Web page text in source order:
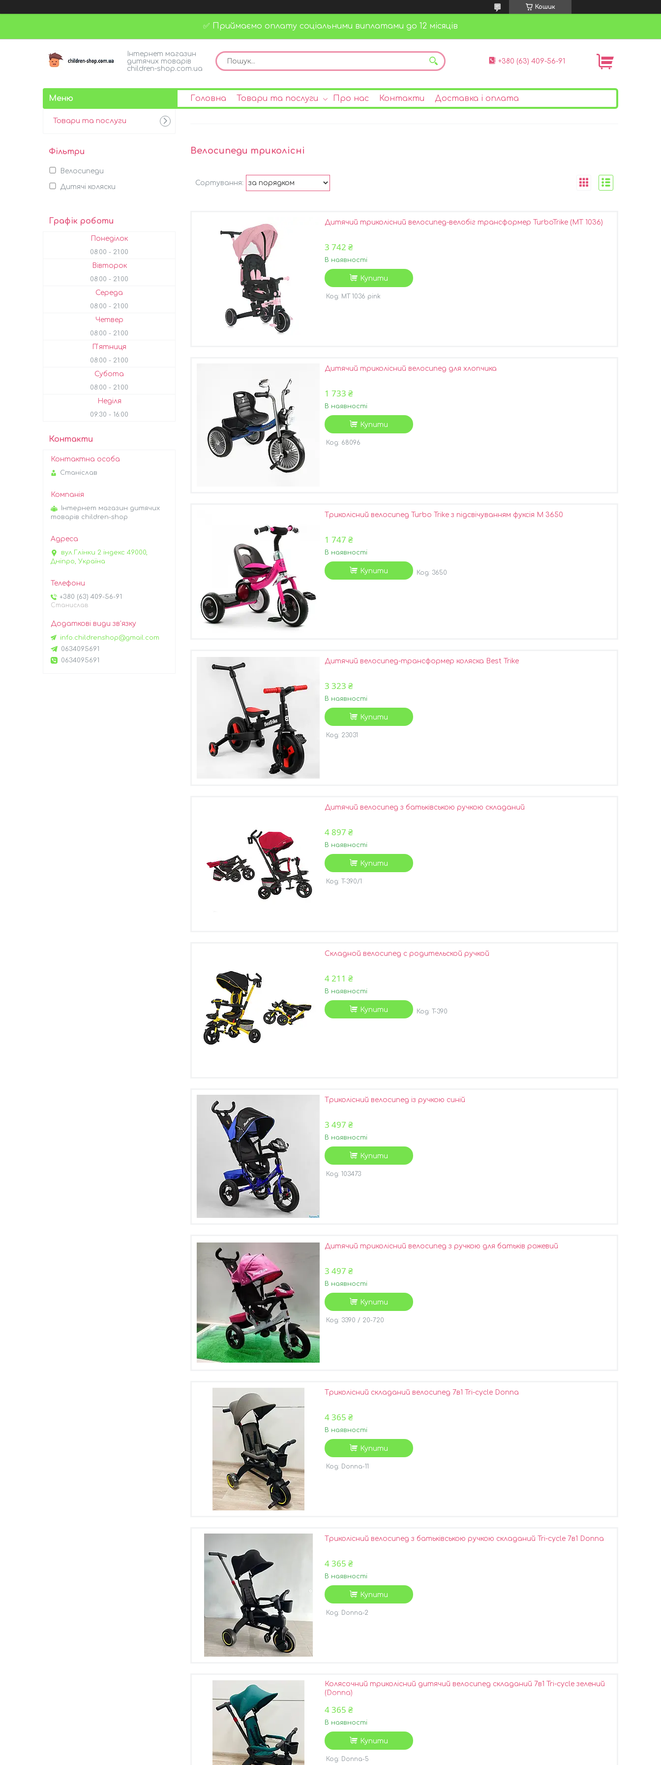
Кошик
✅ Приймаємо оплату соціальними виплатами до 12 місяців
Інтернет магазин
дитячих товарів
children-shop.com.ua
+380 (63) 409-56-91
Головна Товари та послуги Про нас Контакти Доставка і оплата
Велосипеди триколісні
Дитячий триколісний велосипед-велобіг трансформер TurboTrike (MT 1036)
3 742 ₴
В наявності
Купити
MT 1036 pink
Дитячий триколісний велосипед для хлопчика
1 733 ₴
В наявності
Купити
68096
Триколісний велосипед Turbo Trike з підсвічуванням фуксія M 3650
1 747 ₴
В наявності
Купити 3650
Дитячий велосипед-трансформер коляска Best Trike
3 323 ₴
В наявності
Купити
23031
Дитячий велосипед з батьківською ручкою складаний
4 897 ₴
В наявності
Купити
T-390/1
Складной велосипед с родительской ручкой
4 211 ₴
В наявності
Купити T-390
Триколісний велосипед із ручкою синій
3 497 ₴
В наявності
Купити
103473
Дитячий триколісний велосипед з ручкою для батьків рожевий
3 497 ₴
В наявності
Купити
3390 / 20-720
Триколісний складаний велосипед 7в1 Tri-cycle Donna
4 365 ₴
В наявності
Купити
Donna-11
Триколісний велосипед з батьківською ручкою складаний Tri-cycle 7в1 Donna
4 365 ₴
В наявності
Купити
Donna-2
Колясочний триколісний дитячий велосипед складаний 7в1 Tri-cycle зелений
(Donna)
4 365 ₴
В наявності
Купити
Donna-5
Товари та послуги
Фільтри
Велосипеди
Дитячі коляски
Графік роботи
Понеділок
08:00 21:00
Вівторок
08:00 21:00
Середа
08:00 21:00
Четвер
08:00 21:00
Пʼятниця
08:00 21:00
Субота
08:00 21:00
Неділя
09:30 16:00
Контакти
Станіслав
Інтернет магазин дитячих
товарів children-shop
вул.Глінки 2 індекс 49000,
Дніпро, Україна
+380 (63) 409-56-91
Станислав
info.childrenshop@gmail.com
0634095691
0634095691